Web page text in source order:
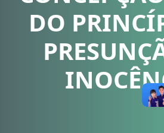
DO